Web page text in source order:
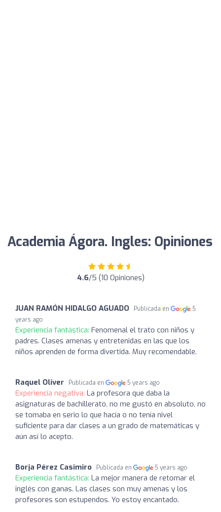
Academia Ágora. Ingles: Opiniones
4.6/5 (10 Opiniones)
JUAN RAMÓN HIDALGO AGUADO Publicada en
5
years ago
Experiencia fantástica: Fenomenal el trato con niños y
padres. Clases amenas y entretenidas en las que los
niños aprenden de forma divertida. Muy recomendable.
Raquel Oliver Publicada en 5 years ago
Experiencia negativa: La profesora que daba la
asignaturas de bachillerato, no me gustó en absoluto, no
se tomaba en serio lo que hacía o no tenía nivel
suficiente para dar clases a un grado de matemáticas y
aún así lo acepto.
Borja Pérez Casimiro Publicada en 5 years ago
Experiencia fantástica: La mejor manera de retomar el
inglés con ganas. Las clases son muy amenas y los
profesores son estupendos. Yo estoy encantado.